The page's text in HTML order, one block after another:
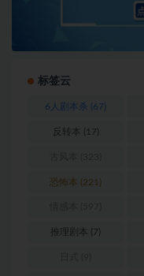
标签云
6人剧本杀 (67)
反转本 (17)
恐怖本 (221)
推理剧本 (7)